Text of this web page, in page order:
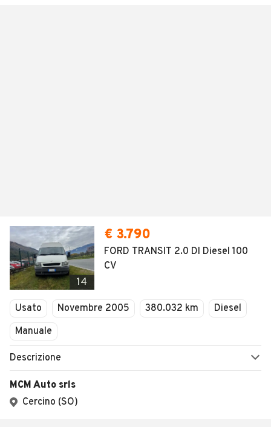
14
€ 3.790
FORD TRANSIT 2.0 DI Diesel 100
CV
Usato Novembre 2005 380.032 km
Diesel
Manuale
Descrizione
MCM Auto srls
Cercino (SO)